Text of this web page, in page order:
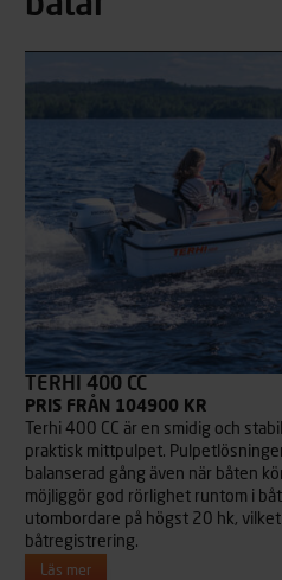
båtar
TERHI 400 CC
PRIS FRÅN 104900 KR
Terhi 400 CC är en smidig och
praktisk mittpulpet.
balanserad gång även när båten
möjliggör god rörlighet runtom i
utombordare på högst 20 hk,
båtregistrering.
Läs mer